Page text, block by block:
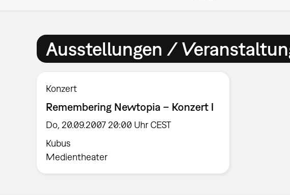
Ausstellungen /
Konzert
Remembering Newtopia – Konzert I
Do, 20.09.2007 20:00 Uhr CEST
Kubus
Medientheater